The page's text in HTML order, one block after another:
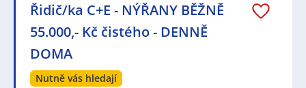
Řidič/ka C+E - NÝŘANY BĚŽNĚ
55.000,- Kč čistého - DENNĚ
DOMA
Nutně vás hledají